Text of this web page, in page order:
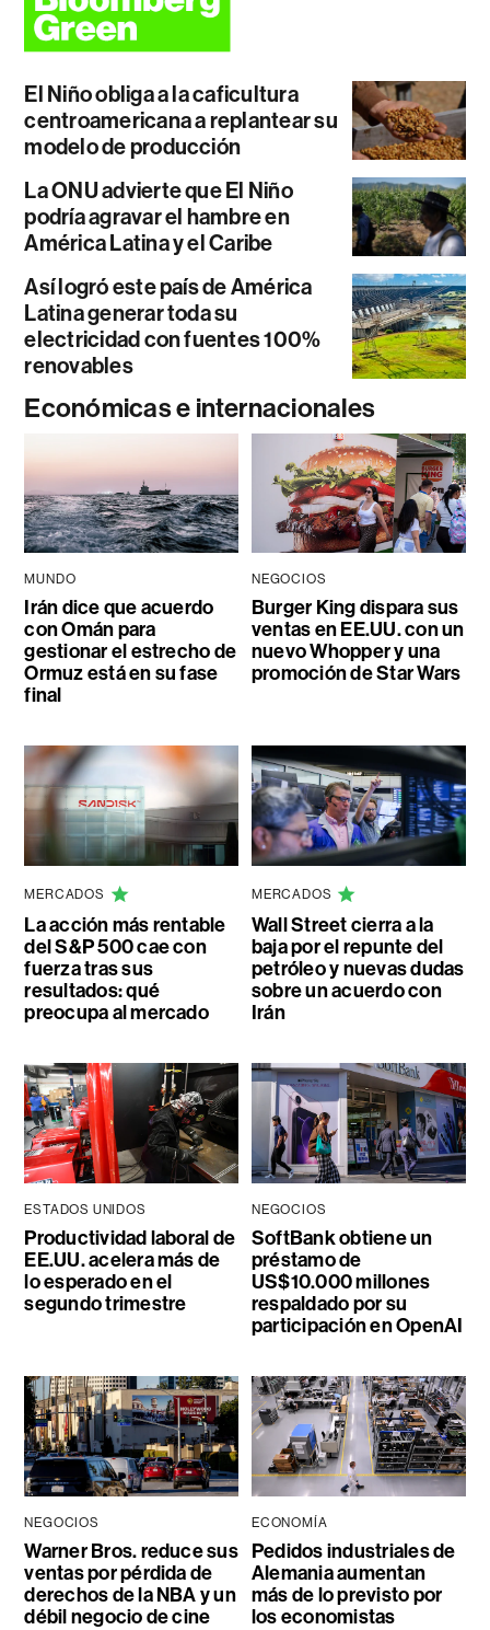
El Niño obliga a la caficultura
centroamericana a replantear su
modelo de producción
La ONU advierte que El Niño
podría agravar el hambre en
América Latina y el Caribe
Así logró este país de América
Latina generar toda su
electricidad con fuentes 100%
renovables
Económicas e internacionales
MUNDO
Irán dice que acuerdo
con Omán para
gestionar el estrecho de
Ormuz está en su fase
final
NEGOCIOS
Burger King dispara sus
ventas en EE.UU. con un
nuevo Whopper y una
promoción de Star Wars
MERCADOS
La acción más rentable
del S&P 500 cae con
fuerza tras sus
resultados: qué
preocupa al mercado
MERCADOS
Wall Street cierra a la
baja por el repunte del
petróleo y nuevas dudas
sobre un acuerdo con
Irán
ESTADOS UNIDOS
Productividad laboral de
EE.UU. acelera más de
lo esperado en el
segundo trimestre
NEGOCIOS
SoftBank obtiene un
préstamo de
US$10.000 millones
respaldado por su
participación en OpenAI
NEGOCIOS
Warner Bros. reduce sus
ventas por pérdida de
derechos de la NBA y un
débil negocio de cine
ECONOMÍA
Pedidos industriales de
Alemania aumentan
más de lo previsto por
los economistas